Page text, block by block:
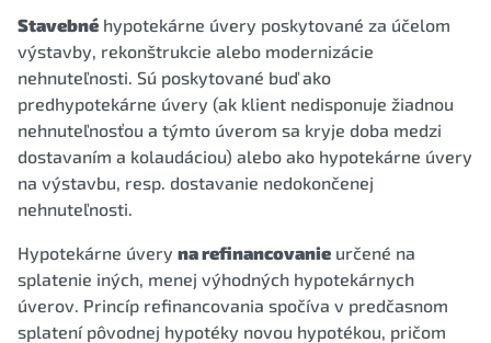
Stavebné hypotekárne úvery poskytované za účelom
výstavby, rekonštrukcie alebo modernizácie
nehnuteľnosti. Sú poskytované buď ako
predhypotekárne úvery (ak klient nedisponuje žiadnou
nehnuteľnosťou a týmto úverom sa kryje doba medzi
dostavaním a kolaudáciou) alebo ako hypotekárne úvery
na výstavbu, resp. dostavanie nedokončenej
nehnuteľnosti.
Hypotekárne úvery na refinancovanie určené na
splatenie iných, menej výhodných hypotekárnych
úverov. Princíp refinancovania spočíva v predčasnom
splatení pôvodnej hypotéky novou hypotékou, pričom